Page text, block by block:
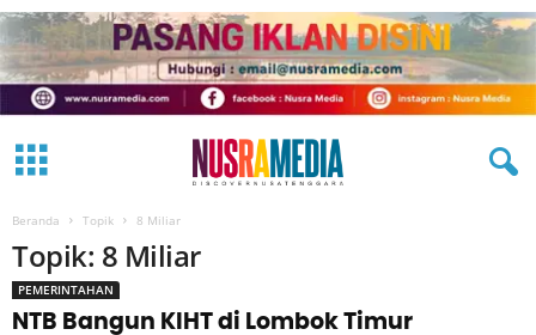
Beranda Topik 8 Miliar
Topik: 8 Miliar
PEMERINTAHAN
NTB Bangun KIHT di Lombok Timur